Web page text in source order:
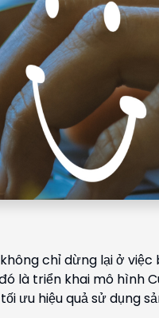
chỉ dừng lại ở việc
là triển khai mô hình
ưu hiệu quả sử dụng